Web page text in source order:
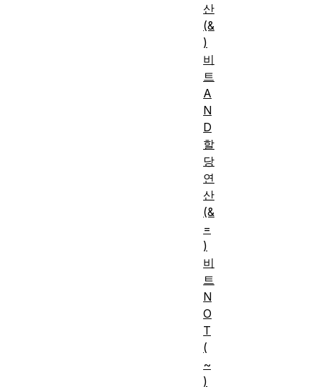
산
(&
)
비
트
A
N
D
할
당
연
산
(&
=
)
비
트
N
O
T
(
~
)